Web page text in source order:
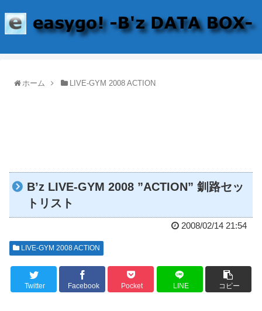
ホーム LIVE-GYM 2008 ACTION
B’z LIVE-GYM 2008 ”ACTION” 釧路セッ
トリスト
2008/02/14 21:54
LIVE-GYM 2008 ACTION
Twitter Facebook Pocket LINE コピー